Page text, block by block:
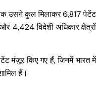
तक उसने कुल मिलाकर 6,817 पेटेंट
4,424 विदेशी अधिकार क्षेत्रों
मंज़ूर किए गए हैं, जिनमें भारत में
हैं।